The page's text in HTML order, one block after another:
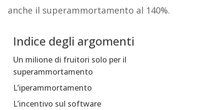
anche il superammortamento al 140%.
Indice degli argomenti
Un milione di fruitori solo per il
superammortamento
L’iperammortamento
L’incentivo sul software